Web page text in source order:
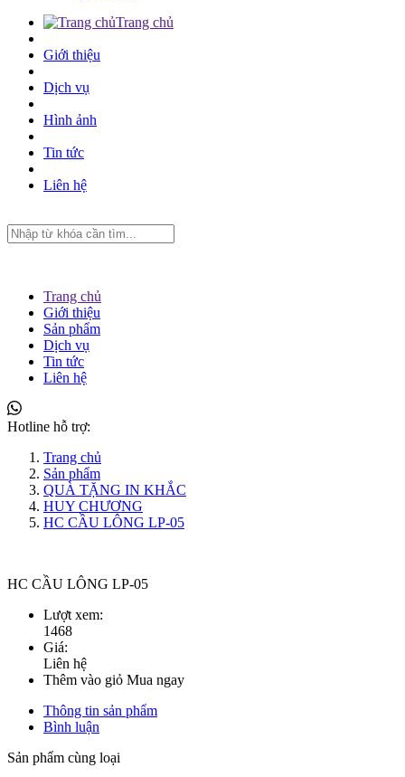
Trang chủ
Giới thiệu
Dịch vụ
Hình ảnh
Tin tức
Liên hệ
Trang chủ
Giới thiệu
Sản phẩm
Dịch vụ
Tin tức
Liên hệ
Hotline hỗ trợ:
Trang chủ
Sản phẩm
QUÀ TẶNG IN KHẮC
HUY CHƯƠNG
HC CẦU LÔNG LP-05
HC CẦU LÔNG LP-05
Lượt xem:
1468
Giá:
Liên hệ
Thêm vào giỏ Mua ngay
Thông tin sản phẩm
Bình luận
Sản phẩm cùng loại